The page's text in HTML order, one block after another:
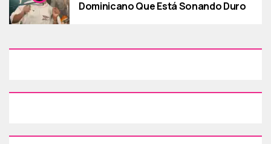
Dominicano Que Está Sonando Duro